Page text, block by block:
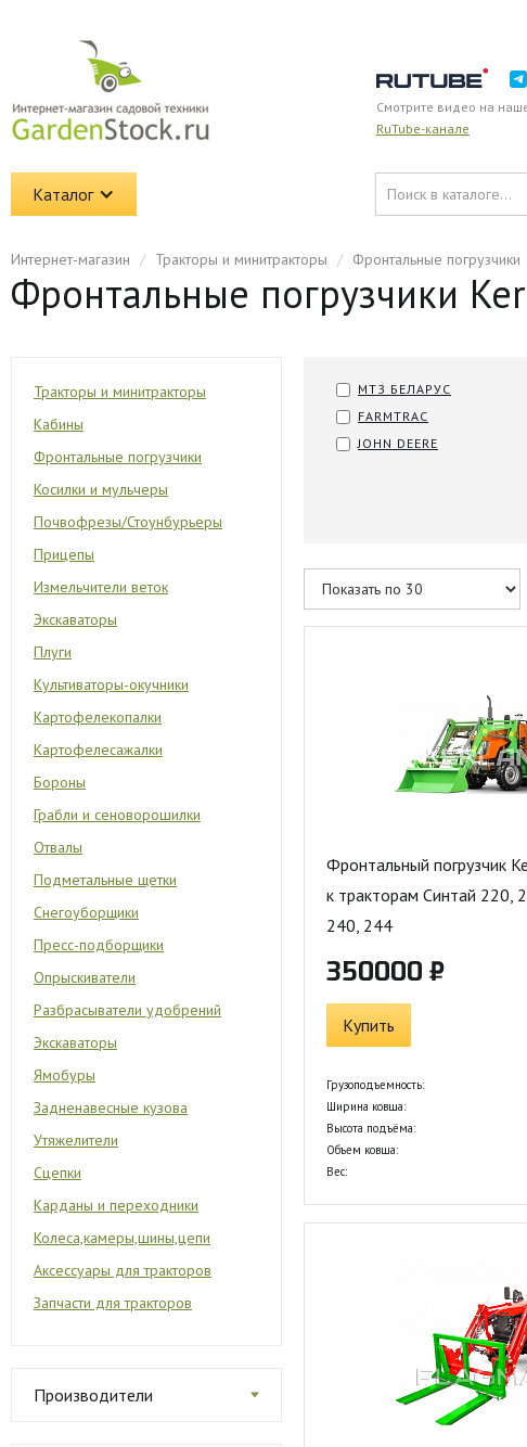
Смотрите видео на
RuTube-канале
Каталог
Интернет-магазин / Тракторы и минитракторы / Фронтальные погрузчики
Фронтальные погрузчики
Тракторы и минитракторы
Кабины
Фронтальные погрузчики
Косилки и мульчеры
Почвофрезы/Стоунбурьеры
Прицепы
Измельчители веток
Экскаваторы
Плуги
Культиваторы-окучники
Картофелекопалки
Картофелесажалки
Бороны
Грабли и сеноворошилки
Отвалы
Подметальные щетки
Снегоуборщики
Пресс-подборщики
Опрыскиватели
Разбрасыватели удобрений
Экскаваторы
Ямобуры
Задненавесные кузова
Утяжелители
Сцепки
Карданы и переходники
Колеса,камеры,шины,цепи
Аксессуары для тракторов
Запчасти для тракторов
Производители
МТЗ БЕЛАРУС
FARMTRAC
JOHN DEERE
Фронтальный погрузчик
к тракторам Синтай 220,
240, 244
350000 ₽
Купить
Грузоподъемность:
Ширина ковша:
Высота подъёма:
Объем ковша:
Вес: